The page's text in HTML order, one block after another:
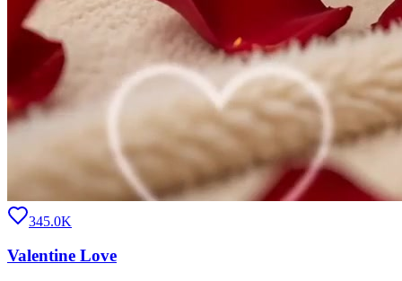
345.0K
Valentine Love